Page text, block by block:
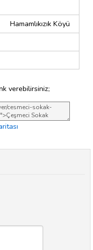
Hamamlıkızık Köyü
verebilirsiniz;